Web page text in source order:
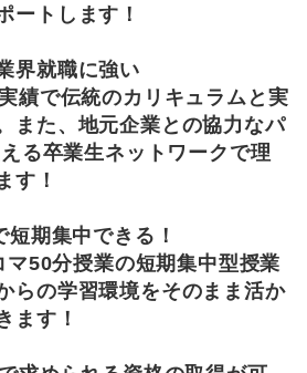
ートします！
界就職に強い
績で伝統のカリキュラムと実
また、地元企業との協力なパ
る卒業生ネットワークで理
す！
期集中できる！
50分授業の短期集中型授業
らの学習環境をそのまま活か
ます！